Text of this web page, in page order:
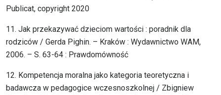
Publicat, copyright 2020
11. Jak przekazywać dzieciom wartości : poradnik dla
rodziców / Gerda Pighin. – Kraków : Wydawnictwo WAM,
2006. – S. 63-64 : Prawdomówność
12. Kompetencja moralna jako kategoria teoretyczna i
badawcza w pedagogice wczesnoszkolnej / Zbigniew